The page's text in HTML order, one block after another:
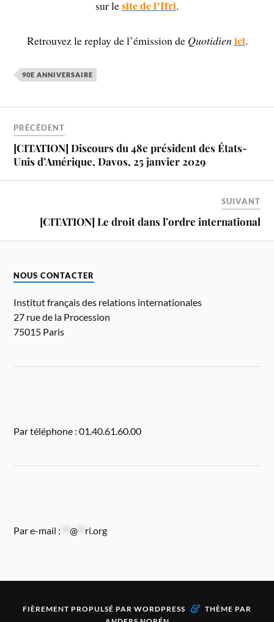
sur lesite de l’Ifri.
Retrouvez le replay de l’émission de Quotidienici.
90E ANNIVERSAIRE
PRÉCÉDENT
[CITATION] Discours du 48e président des États-
Unis d’Amérique, Davos, 25 janvier 2029
SUIVANT
[CITATION] Le droit dans l’ordre international
NOUS CONTACTER
Institut français des relations internationales
27 rue de la Procession
75015 Paris
Par téléphone : 01.40.61.60.00
Par e-mail : **@ ri.org
FIÈREMENT PROPULSÉ PAR WORDPRESS & THÈME PAR